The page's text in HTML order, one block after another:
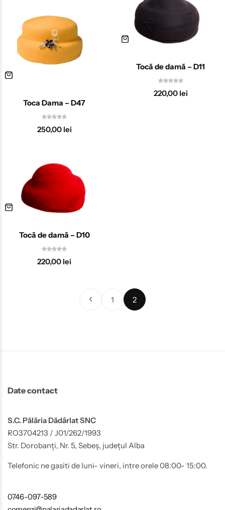
Toca Dama – D47
250,00 lei
Tocă de damă – D11
220,00 lei
Tocă de damă – D10
220,00 lei
1 2
Date contact
S.C. Pălăria Dădârlat SNC
RO3704213 / J01/262/1993
Str. Dorobanți, Nr. 5, Sebeș, județul Alba
Telefonic ne gasiti de luni- vineri, intre orele 08:00- 15:00.
0746-097-589